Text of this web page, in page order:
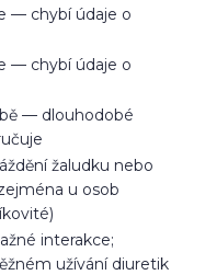
— chybí údaje o
— chybí údaje o
— dlouhodobé
žaludku nebo
u osob
interakce;
užívání diuretik